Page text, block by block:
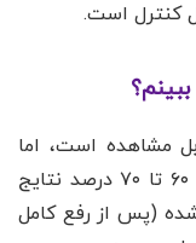
کنترل است.
مشاهده است، اما
نتیجه اصلی زیر تورم پنهان است. حدود ۶۰ تا ۷۰ درصد نتایج
شده (پس از رفع کامل